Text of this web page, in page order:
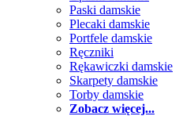
Paski damskie
Plecaki damskie
Portfele damskie
Ręczniki
Rękawiczki damskie
Skarpety damskie
Torby damskie
Zobacz więcej...